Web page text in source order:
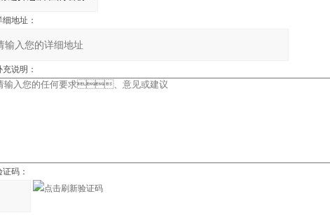
地址：
说明：
码：